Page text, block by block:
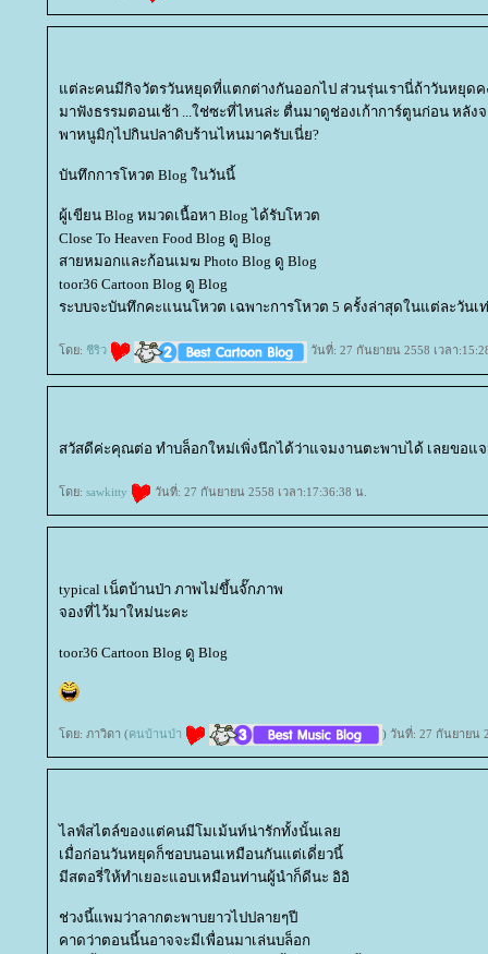
ต่ละคนมีกิจวัตรวันหยุดที่แตกต่างกันออกไป ส่วนรุ่นเรานี่ถ้าวันหยุด
มาฟังธรรมตอนเช้า ...ใช่ซะที่ไหนล่ะ ตื่นมาดูช่องเก้าการ์ตูนก่อน หลัง
พาหนูมิกุไปกินปลาดิบร้านไหนมาครับเนี่ย?
บันทึกการโหวต Blog ในวันนี้
ผู้เขียน Blog หมวดเนื้อหา Blog ได้รับโหวต
Close To Heaven Food Blog ดู Blog
สายหมอกและก้อนเมฆ Photo Blog ดู Blog
toor36 Cartoon Blog ดู Blog
ระบบจะบันทึกคะแนนโหวต เฉพาะการโหวต 5 ครั้งล่าสุดในแต่ละวันเ
ดย: ชีริว วันที่: 27 กันยายน 2558 เวลา
สวัสดีค่ะคุณต่อ ทำบล็อกใหม่เพิ่งนึกได้ว่าแจมงานตะพาบได้ เลยขอแ
ดย: sawkitty วันที่: 27 กันยายน 2558 เวลา:17:36:38 น.
typical เน็ตบ้านป่า ภาพไม่ขึ้นจั๊กภาพ
จองที่ไว้มาใหม่นะคะ
toor36 Cartoon Blog ดู Blog
ดย: ภาวิดา (คนบ้านป่า ) วันที่: 27 กันยายน
ไลฟ์สไตล์ของแต่คนมีโมเม้นท์น่ารักทั้งนั้นเล
เมื่อก่อนวันหยุดก็ชอบนอนเหมือนกันแต่เดี่ยวนี้
มีสตอรี่ให้ทำเยอะแอบเหมือนท่านผู้นำก็ดีนะ อิอิ
ช่วงนี้แพมว่าลากตะพาบยาวไปปลายๆปี
คาดว่าตอนนี้นอาจจะมีเพื่อนมาเล่นบล็อก